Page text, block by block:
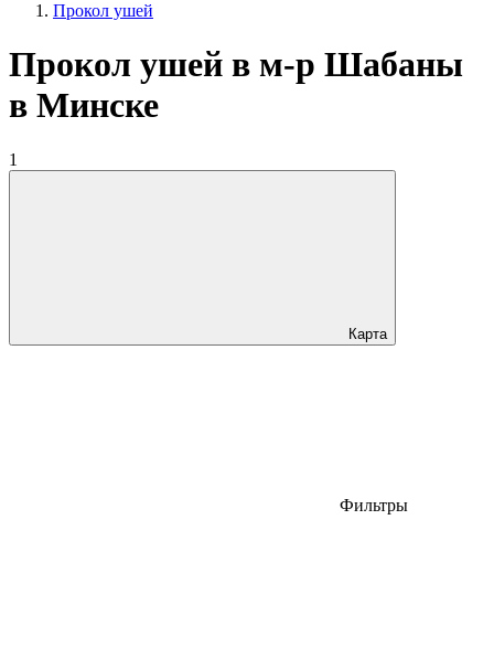
Прокол ушей
Прокол ушей в м-р Шабаны
в Минске
1
Карта
Фильтры